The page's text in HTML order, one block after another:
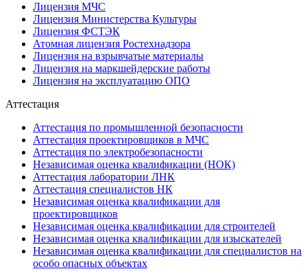
Лицензия МЧС
Лицензия Министерства Культуры
Лицензия ФСТЭК
Атомная лицензия Ростехнадзора
Лицензия на взрывчатые материалы
Лицензия на маркшейдерские работы
Лицензия на эксплуатацию ОПО
Аттестация
Аттестация по промышленной безопасности
Аттестация проектировщиков в МЧС
Аттестация по электробезопасности
Независимая оценка квалификации (НОК)
Аттестация лаборатории ЛНК
Аттестация специалистов НК
Независимая оценка квалификации для
проектировщиков
Независимая оценка квалификации для строителей
Независимая оценка квалификации для изыскателей
Независимая оценка квалификации для специалистов на
особо опасных объектах